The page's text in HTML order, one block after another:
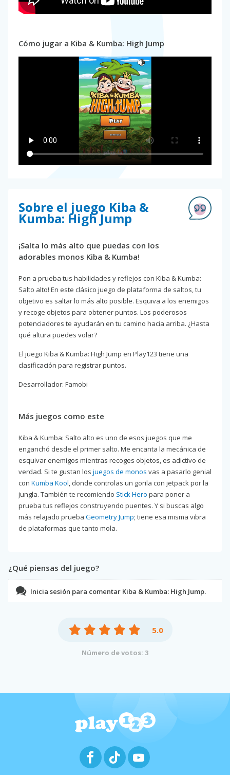
Cómo jugar a Kiba & Kumba: High Jump
Sobre el juego Kiba &
Kumba: High Jump
¡Salta lo más alto que puedas con los
adorables monos Kiba & Kumba!
Pon a prueba tus habilidades y reflejos con Kiba & Kumba:
Salto alto! En este clásico juego de plataforma de saltos, tu
objetivo es saltar lo más alto posible. Esquiva a los enemigos
y recoge objetos para obtener puntos. Los poderosos
potenciadores te ayudarán en tu camino hacia arriba. ¿Hasta
qué altura puedes volar?
El juego Kiba & Kumba: High Jump en Play123 tiene una
clasificación para registrar puntos.
Desarrollador: Famobi
Más juegos como este
Kiba & Kumba: Salto alto es uno de esos juegos que me
enganchó desde el primer salto. Me encanta la mecánica de
esquivar enemigos mientras recoges objetos, es adictivo de
verdad. Si te gustan los juegos de monos vas a pasarlo genial
con Kumba Kool, donde controlas un gorila con jetpack por la
jungla. También te recomiendo Stick Hero para poner a
prueba tus reflejos construyendo puentes. Y si buscas algo
más relajado prueba Geometry Jump; tiene esa misma vibra
de plataformas que tanto mola.
¿Qué piensas del juego?
Inicia sesión para comentar Kiba & Kumba: High Jump.
5.0
Número de votos: 3